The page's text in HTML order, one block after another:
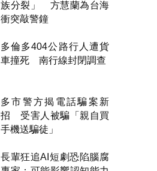
族分裂」 方慧蘭為台海
衝突敲警鐘
多倫多404公路行人遭貨
車撞死 南行線封閉調查
多市警方揭電話騙案新
招 受害人被騙「親自買
手機送騙徒」
長輩狂追AI短劇恐陷腦腐